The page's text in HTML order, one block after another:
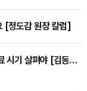
[정도감 원장 칼럼]
손 저림 반복된다면 손목터널증후군 진단과 치료 시기 살펴야 [김동현 원장 칼럼]